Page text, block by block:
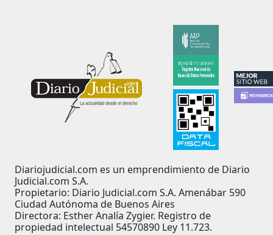
Diariojudicial.com es un emprendimiento de Diario
Judicial.com S.A.
Propietario: Diario Judicial.com S.A. Amenábar 590
Ciudad Autónoma de Buenos Aires
Directora: Esther Analía Zygier. Registro de
propiedad intelectual 54570890 Ley 11.723.